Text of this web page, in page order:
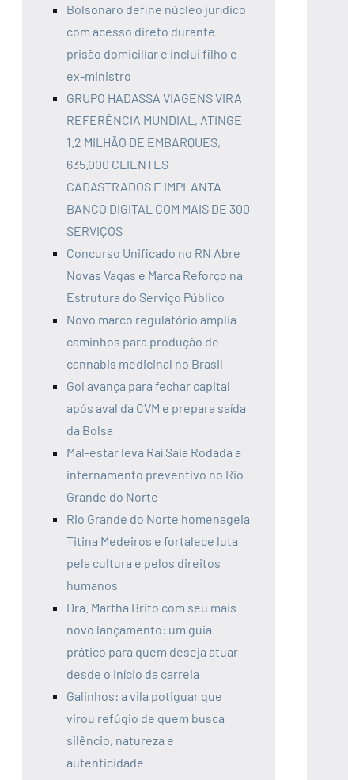
Bolsonaro define núcleo jurídico
com acesso direto durante
prisão domiciliar e inclui filho e
ex-ministro
GRUPO HADASSA VIAGENS VIRA
REFERÊNCIA MUNDIAL, ATINGE
1.2 MILHÃO DE EMBARQUES,
635.000 CLIENTES
CADASTRADOS E IMPLANTA
BANCO DIGITAL COM MAIS DE 300
SERVIÇOS
Concurso Unificado no RN Abre
Novas Vagas e Marca Reforço na
Estrutura do Serviço Público
Novo marco regulatório amplia
caminhos para produção de
cannabis medicinal no Brasil
Gol avança para fechar capital
após aval da CVM e prepara saída
da Bolsa
Mal-estar leva Raí Saia Rodada a
internamento preventivo no Rio
Grande do Norte
Rio Grande do Norte homenageia
Titina Medeiros e fortalece luta
pela cultura e pelos direitos
humanos
Dra. Martha Brito com seu mais
novo lançamento: um guia
prático para quem deseja atuar
desde o início da carreia
Galinhos: a vila potiguar que
virou refúgio de quem busca
silêncio, natureza e
autenticidade